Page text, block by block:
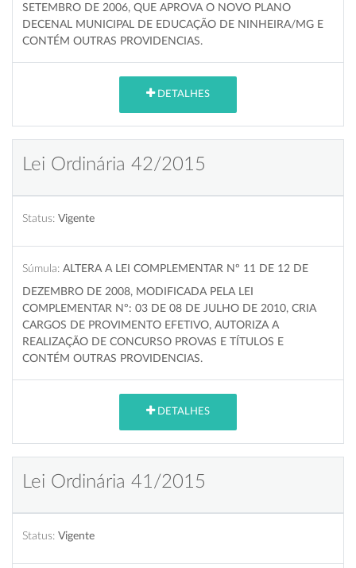
SETEMBRO DE 2006, QUE APROVA O NOVO PLANO
DECENAL MUNICIPAL DE EDUCAÇÃO DE NINHEIRA/MG E
CONTÉM OUTRAS PROVIDENCIAS.
DETALHES
Lei Ordinária 42/2015
Status: Vigente
Súmula: ALTERA A LEI COMPLEMENTAR Nº 11 DE 12 DE
DEZEMBRO DE 2008, MODIFICADA PELA LEI
COMPLEMENTAR Nº: 03 DE 08 DE JULHO DE 2010, CRIA
CARGOS DE PROVIMENTO EFETIVO, AUTORIZA A
REALIZAÇÃO DE CONCURSO PROVAS E TÍTULOS E
CONTÉM OUTRAS PROVIDENCIAS.
DETALHES
Lei Ordinária 41/2015
Status: Vigente